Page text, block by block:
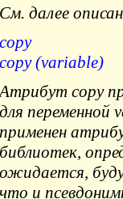
См. далее
copy
copy (variable)
Атрибут copy
для переменной
применен
библиотек,
ожидается,
что и